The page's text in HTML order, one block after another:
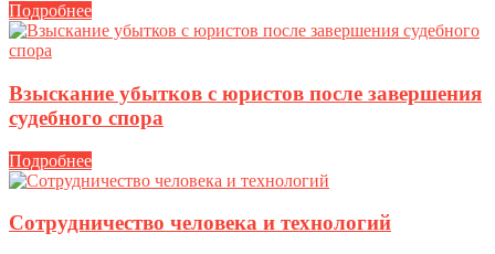
Подробнее
Взыскание убытков с юристов после завершения
судебного спора
Подробнее
Сотрудничество человека и технологий